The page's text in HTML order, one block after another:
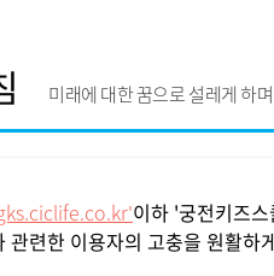
미래에 대한 꿈으로 설레게 하
이하 '궁전키즈
관련한 이용자의 고충을 원활